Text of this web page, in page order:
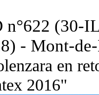
(30-
- Mont-
en
2016"